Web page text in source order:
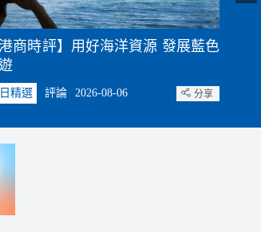
港商時評】用好海洋資源 發展藍色
精選 評論 2026-08-06 分享